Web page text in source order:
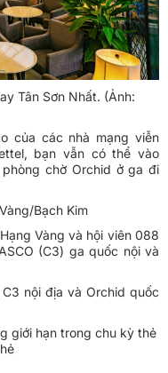
Tân Sơn Nhất. (Ảnh:
của các nhà mạng viễn
bạn vẫn có thể vào
chờ Orchid ở ga đi
Bạch Kim
Vàng và hội viên 088
(C3) ga quốc nội và
nội địa và Orchid quốc
giới hạn trong chu kỳ thẻ